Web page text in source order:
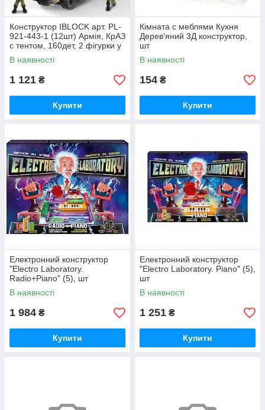
Конструктор IBLOCK арт. PL-
921-443-1 (12шт) Армія, КрАЗ
с тентом, 160дет, 2 фігурки у
короб. 28,5*6,, шт
В наявності
1 121 ₴
Купити
Кімната с меблями Кухня
Дерев'яний 3Д конструктор,
шт
В наявності
154 ₴
Купити
Електронний конструктор
"Electro Laboratory.
Radio+Piano" (5), шт
В наявності
1 984 ₴
Купити
Електронний конструктор
"Electro Laboratory. Piano" (5),
шт
В наявності
1 251 ₴
Купити